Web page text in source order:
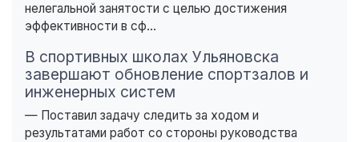
нелегальной занятости с целью достижения
эффективности в сф...
В спортивных школах Ульяновска
завершают обновление спортзалов и
инженерных систем
— Поставил задачу следить за ходом и
результатами работ со стороны руководства